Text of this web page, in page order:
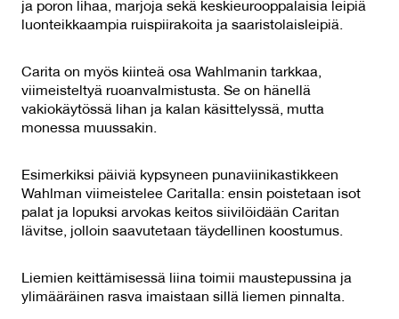
ja poron lihaa, marjoja sekä keskieurooppalaisia leipiä
luonteikkaampia ruispiirakoita ja saaristolaisleipiä.
Carita on myös kiinteä osa Wahlmanin tarkkaa,
viimeisteltyä ruoanvalmistusta. Se on hänellä
vakiokäytössä lihan ja kalan käsittelyssä, mutta
monessa muussakin.
Esimerkiksi päiviä kypsyneen punaviinikastikkeen
Wahlman viimeistelee Caritalla: ensin poistetaan isot
palat ja lopuksi arvokas keitos siivilöidään Caritan
lävitse, jolloin saavutetaan täydellinen koostumus.
Liemien keittämisessä liina toimii maustepussina ja
ylimääräinen rasva imaistaan sillä liemen pinnalta.